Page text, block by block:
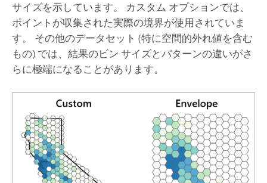
サイズを示しています。 カスタム オプションでは、
ポイントが収集された実際の境界が使用されていま
す。 その他のデータセット (特に空間的外れ値を含む
もの) では、結果のビン サイズとパターンの違いがさ
らに極端になることがあります。